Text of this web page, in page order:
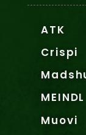
ATK
Crispi
MEINDL
Muovi